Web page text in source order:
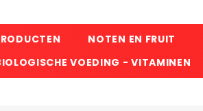
NOTEN EN FRUIT
VOEDING - VITAMINEN